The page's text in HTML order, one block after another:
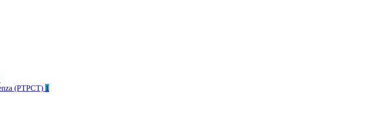
(PTPCT) 1